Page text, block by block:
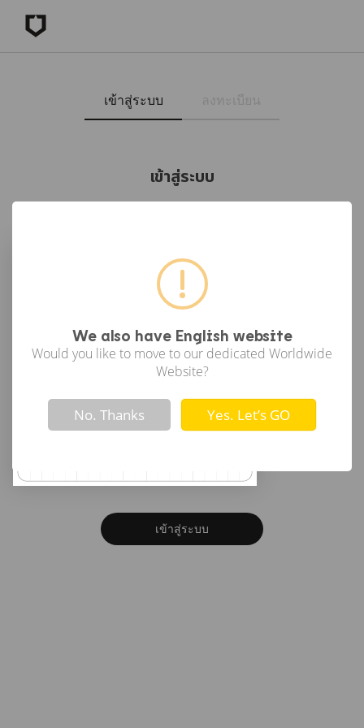
We also have English website
Would you like to move to our dedicated Worldwide
Website?
! Not valid!
No. Thanks Yes. Let’s GO
เข้าสู่ระบบ
เข้าสู่ระบบ
เข้าสู่ระบบด้วย Google
or
รหัสผ่าน